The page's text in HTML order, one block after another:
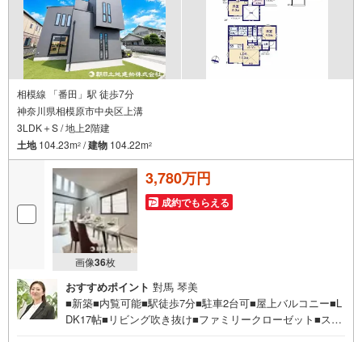
相模線 「番田」駅 徒歩7分
神奈川県相模原市中央区上溝
3LDK＋S / 地上2階建
土地104.23m2 /建物 104.22m2
画像36枚
3,780万円
成約でもらえる
おすすめポイント 對馬 琴美
■新築■内覧可能■駅徒歩7分■駐車2台可■屋上バルコニー■L
DK17帖■リビング吹き抜け■ファミリークローゼット■スー